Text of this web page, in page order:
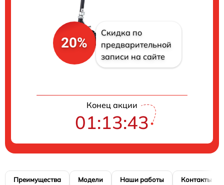
20%
Скидка по
предварительной
записи на сайте
Конец акции
01:13:43
Преимущества Модели Наши работы Контакты